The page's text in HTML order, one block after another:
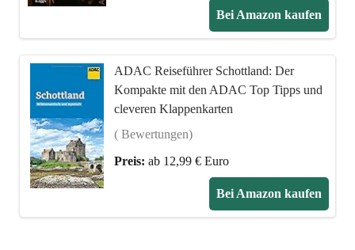
Bei Amazon kaufen
ADAC Reiseführer Schottland: Der
Kompakte mit den ADAC Top Tipps und
cleveren Klappenkarten
( Bewertungen)
Preis: ab 12,99 € Euro
Bei Amazon kaufen